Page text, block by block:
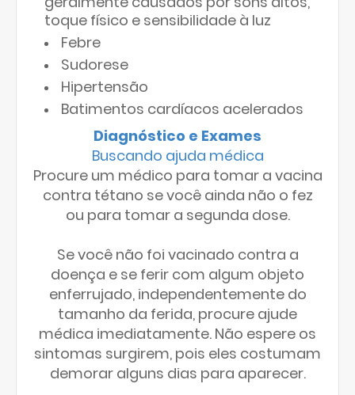
toque físico e sensibilidade à luz
Febre
Sudorese
Hipertensão
Batimentos cardíacos acelerados
Diagnóstico e Exames
Buscando ajuda médica
Procure um médico para tomar a vacina
contra tétano se você ainda não o fez
ou para tomar a segunda dose.
Se você não foi vacinado contra a
doença e se ferir com algum objeto
enferrujado, independentemente do
tamanho da ferida, procure ajude
médica imediatamente. Não espere os
sintomas surgirem, pois eles costumam
demorar alguns dias para aparecer.